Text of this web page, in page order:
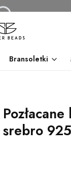
Bransoletki
srebro 925